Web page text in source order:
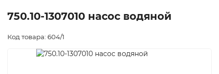
750.10-1307010 насос водяной
Код товара: 604/1